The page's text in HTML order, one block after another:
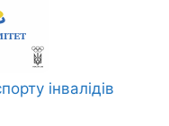
інвалідів